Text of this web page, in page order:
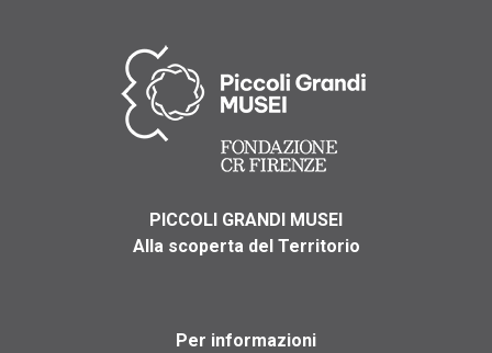
PICCOLI GRANDI MUSEI
Alla scoperta del Territorio
Per informazioni